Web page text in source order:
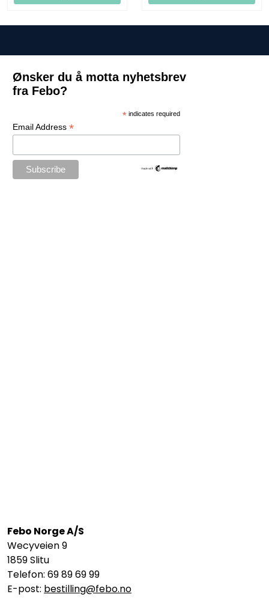
Ønsker du å motta nyhetsbrev
fra Febo?
* indicates required
Email Address *
Febo Norge A/S
Wecyveien 9
1859 Slitu
Telefon: 69 89 69 99
E-post: bestilling@febo.no